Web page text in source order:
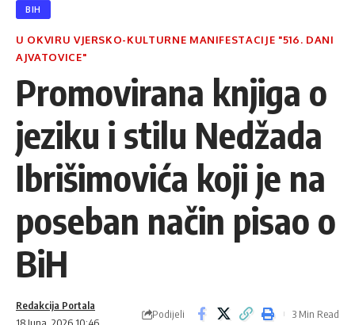
BIH
U OKVIRU VJERSKO-KULTURNE MANIFESTACIJE "516. DANI
AJVATOVICE"
Promovirana knjiga o
jeziku i stilu Nedžada
Ibrišimovića koji je na
poseban način pisao o
BiH
Redakcija Portala
Podijeli 3 Min Read